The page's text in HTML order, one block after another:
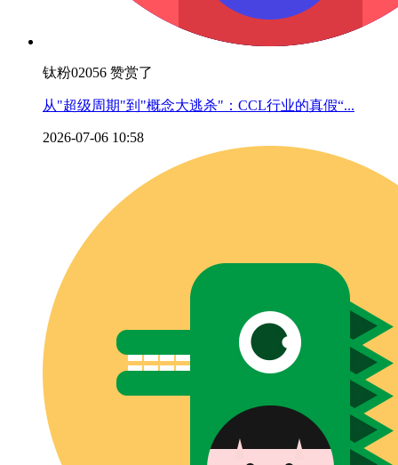
钛粉02056 赞赏了
从"超级周期"到"概念大逃杀"：CCL行业的真假“...
2026-07-06 10:58